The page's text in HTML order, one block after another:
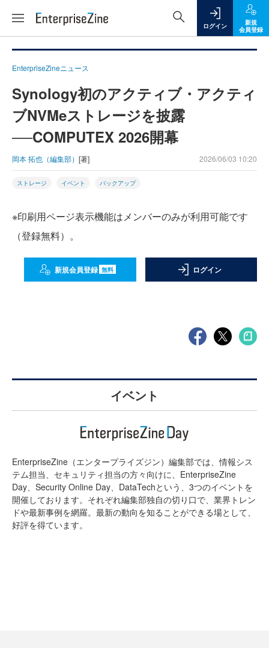
ログイン
新規
会員登録
EnterpriseZineニュース
Synology初のアクティブ・アクティ
ブNVMeストレージを披露
──COMPUTEX 2026開幕
岡本 拓也（編集部） [著] 2026/06/03 10:20
ストレージ イベント バックアップ
※印刷用ページ表示機能はメンバーのみが利用可能です
（登録無料）。
新規会員登録 無料 ログイン
イベント
EnterpriseZine（エンタープライズジン）編集部では、情報シス
テム担当、セキュリティ担当の方々向けに、EnterpriseZine
Day、Security Online Day、DataTechという、3つのイベントを
開催しております。それぞれ編集部独自の切り口で、業界トレン
ドや最新事例を網羅。最新の動向を知ることができる場として、
好評を得ています。